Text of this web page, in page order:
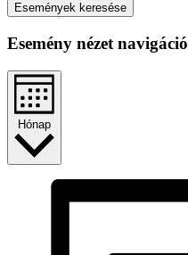
Események keresése
Esemény nézet navigáció
Hónap